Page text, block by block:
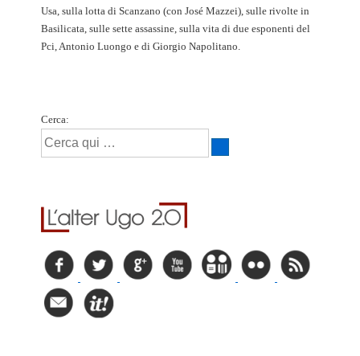
Usa, sulla lotta di Scanzano (con José Mazzei), sulle rivolte in
Basilicata, sulle sette assassine, sulla vita di due esponenti del
Pci, Antonio Luongo e di Giorgio Napolitano.
Cerca: